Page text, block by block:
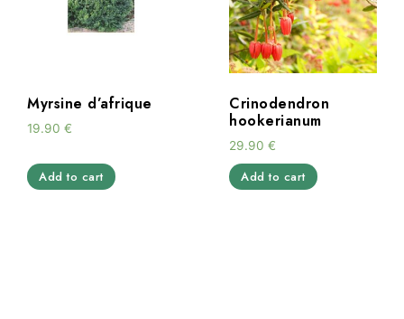
Myrsine d’afrique
19.90 €
Add to cart
Crinodendron
hookerianum
29.90 €
Add to cart